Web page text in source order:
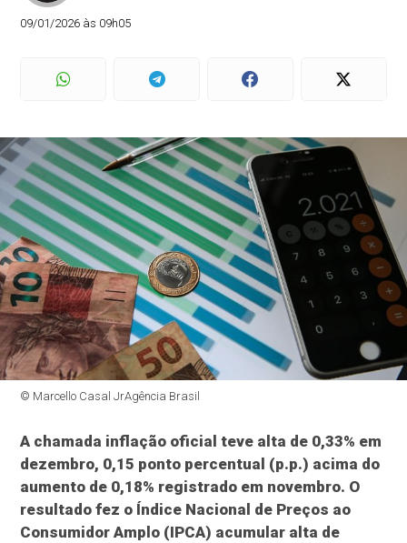
09/01/2026 às 09h05
© Marcello Casal JrAgência Brasil
A chamada inflação oficial teve alta de 0,33% em
dezembro, 0,15 ponto percentual (p.p.) acima do
aumento de 0,18% registrado em novembro. O
resultado fez o Índice Nacional de Preços ao
Consumidor Amplo (IPCA) acumular alta de